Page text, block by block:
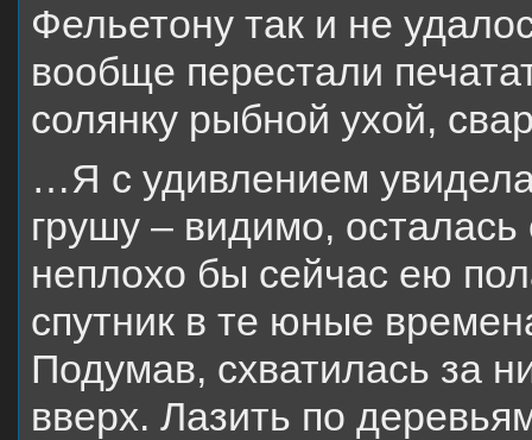
Фельетону так и не
вообще перестали
солянку рыбной ухой,
…Я с удивлением
грушу – видимо,
неплохо бы сейчас ею
спутник в те юные
Подумав, схватилась за
вверх. Лазить по